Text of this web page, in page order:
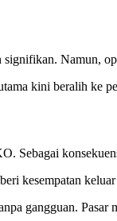
Namun,
kini beralih ke
Sebagai
kesempatan keluar
gangguan.